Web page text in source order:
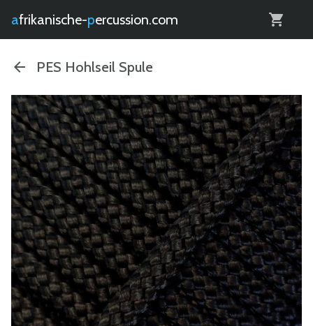
afrikanische- percussion.com
PES Hohlseil Spule